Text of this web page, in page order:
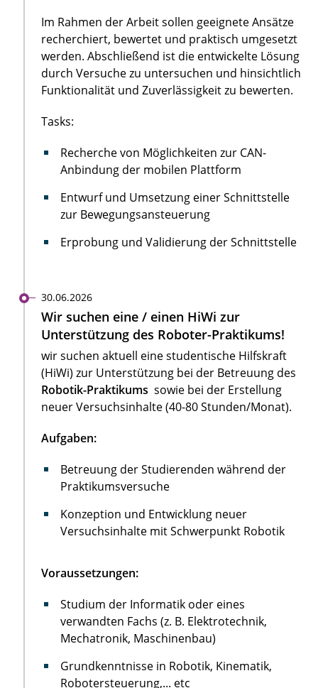
Im Rahmen der Arbeit sollen geeignete Ansätze
recherchiert, bewertet und praktisch umgesetzt
werden. Abschließend ist die entwickelte Lösung
durch Versuche zu untersuchen und hinsichtlich
Funktionalität und Zuverlässigkeit zu bewerten.
Tasks:
Recherche von Möglichkeiten zur CAN-
Anbindung der mobilen Plattform
Entwurf und Umsetzung einer Schnittstelle
zur Bewegungsansteuerung
Erprobung und Validierung der Schnittstelle
30.06.2026
Wir suchen eine / einen HiWi zur
Unterstützung des Roboter-Praktikums!
wir suchen aktuell eine studentische Hilfskraft
(HiWi) zur Unterstützung bei der Betreuung des
Robotik-Praktikums sowie bei der Erstellung
neuer Versuchsinhalte (40-80 Stunden/Monat).
Aufgaben:
Betreuung der Studierenden während der
Praktikumsversuche
Konzeption und Entwicklung neuer
Versuchsinhalte mit Schwerpunkt Robotik
Voraussetzungen:
Studium der Informatik oder eines
verwandten Fachs (z. B. Elektrotechnik,
Mechatronik, Maschinenbau)
Grundkenntnisse in Robotik, Kinematik,
Robotersteuerung,... etc